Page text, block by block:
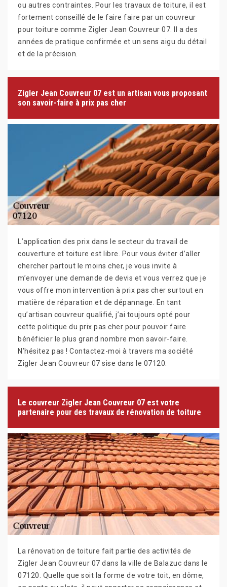
ou autres contraintes. Pour les travaux de toiture, il est
fortement conseillé de le faire faire par un couvreur
pour toiture comme Zigler Jean Couvreur 07. Il a des
années de pratique confirmée et un sens aigu du détail
et de la précision.
Zigler Jean Couvreur 07 est un artisan vous proposant
son savoir-faire à prix pas cher
L’application des prix dans le secteur du travail de
couverture et toiture est libre. Pour vous éviter d’aller
chercher partout le moins cher, je vous invite à
m’envoyer une demande de devis et vous verrez que je
vous offre mon intervention à prix pas cher surtout en
matière de réparation et de dépannage. En tant
qu’artisan couvreur qualifié, j’ai toujours opté pour
cette politique du prix pas cher pour pouvoir faire
bénéficier le plus grand nombre mon savoir-faire.
N’hésitez pas ! Contactez-moi à travers ma société
Zigler Jean Couvreur 07 sise dans le 07120.
Le couvreur Zigler Jean Couvreur 07 est votre
partenaire pour des travaux de rénovation de toiture
La rénovation de toiture fait partie des activités de
Zigler Jean Couvreur 07 dans la ville de Balazuc dans le
07120. Quelle que soit la forme de votre toit, en dôme,